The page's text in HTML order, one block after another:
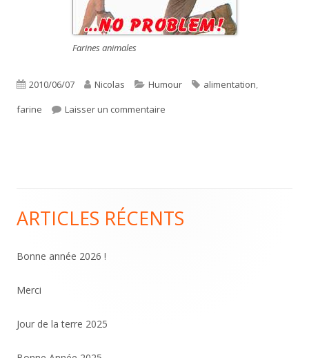
Farines animales
Publié
le
2010/06/07 Auteur
Nicolas Catégories
Humour Étiquettes
alimentation,
farine
Laisser un commentaire
Colonne
principale
ARTICLES RÉCENTS
Bonne année 2026 !
Merci
Jour de la terre 2025